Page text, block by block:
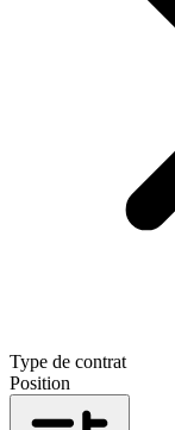
Type de contrat
Position